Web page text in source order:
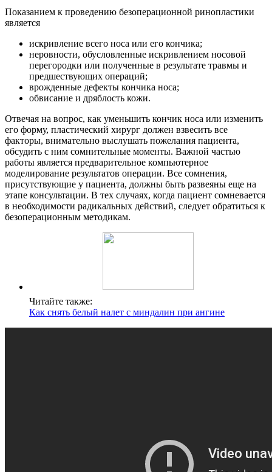
Показанием к проведению безоперационной ринопластики
является
искривление всего носа или его кончика;
неровности, обусловленные искривлением носовой
перегородки или полученные в результате травмы и
предшествующих операций;
врожденные дефекты кончика носа;
обвисание и дряблость кожи.
Отвечая на вопрос, как уменьшить кончик носа или изменить
его форму, пластический хирург должен взвесить все
факторы, внимательно выслушать пожелания пациента,
обсудить с ним сомнительные моменты. Важной частью
работы является предварительное компьютерное
моделирование результатов операции. Все сомнения,
присутствующие у пациента, должны быть развеяны еще на
этапе консультации. В тех случаях, когда пациент сомневается
в необходимости радикальных действий, следует обратиться к
безоперационным методикам.
Читайте также:
Как снять белый налет с миндалин при ангине